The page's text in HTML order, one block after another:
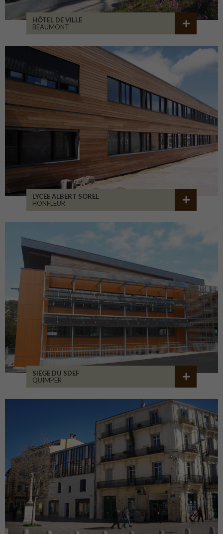
HÔTEL DE VILLE
BEAUMONT
LYCÉE ALBERT SOREL
HONFLEUR
SIÈGE DU SDEF
QUIMPER